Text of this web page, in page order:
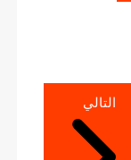
التالي